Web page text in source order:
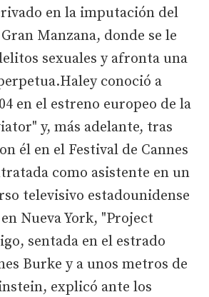
en la imputación del
Manzana, donde se le
sexuales y afronta una
conoció a
en el estreno europeo de la
y, más adelante, tras
él en el Festival de Cannes
como asistente en un
televisivo estadounidense
Nueva York, "Project
sentada en el estrado
Burke y a unos metros de
explicó ante los